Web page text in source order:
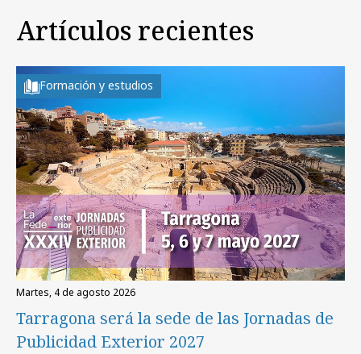
Artículos recientes
Formación y estudios
martes, 4 de agosto 2026
Tarragona será la sede de las Jornadas de
Publicidad Exterior 2027